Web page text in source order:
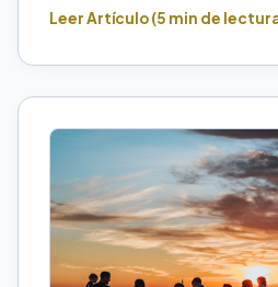
Leer Artículo (5 min de